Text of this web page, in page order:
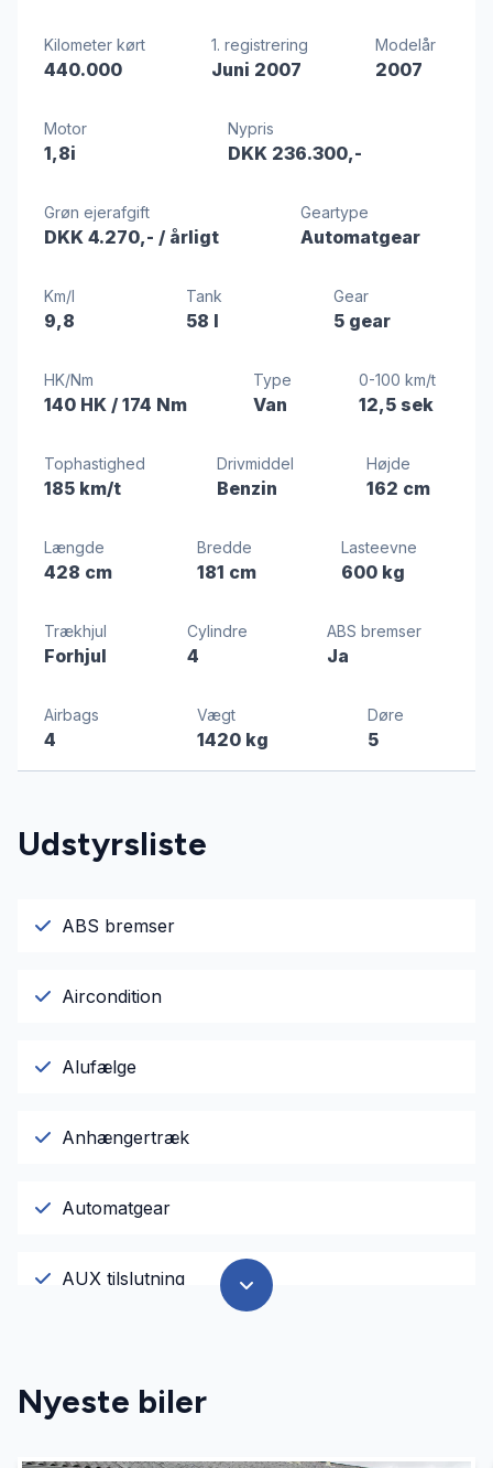
Kilometer kørt
440.000
1. registrering
Juni 2007
Modelår
2007
Motor
1,8i
Nypris
DKK 236.300,-
Grøn ejerafgift
DKK 4.270,- / årligt
Geartype
Automatgear
Km/l
9,8
Tank
58 l
Gear
5 gear
HK/Nm
140 HK / 174 Nm
Type
Van
0-100 km/t
12,5 sek
Tophastighed
185 km/t
Drivmiddel
Benzin
Højde
162 cm
Længde
428 cm
Bredde
181 cm
Lasteevne
600 kg
Trækhjul
Forhjul
Cylindre
4
ABS bremser
Ja
Airbags
4
Vægt
1420 kg
Døre
5
Udstyrsliste
ABS bremser
Aircondition
Alufælge
Anhængertræk
Automatgear
AUX tilslutning
El-soltag
Nyeste biler